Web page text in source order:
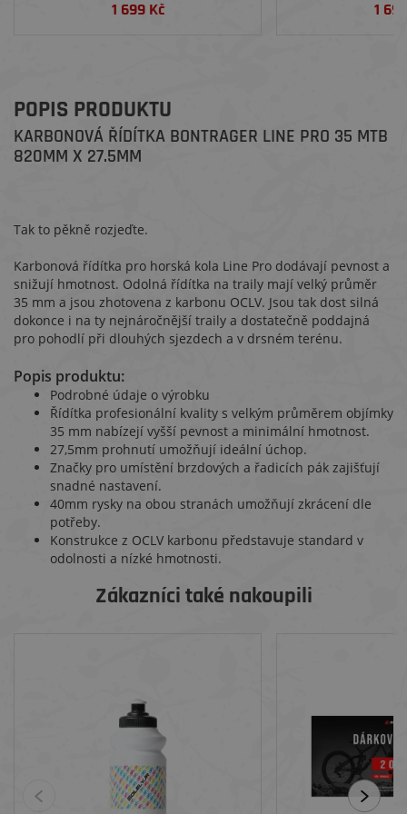
1 699 Kč 1
POPIS PRODUKTU
KARBONOVÁ ŘÍDÍTKA BONTRAGER LINE PRO 35 MTB
820MM X 27.5MM
Tak to pěkně rozjeďte.
Karbonová řídítka pro horská kola Line Pro dodávají pevnost a
snižují hmotnost. Odolná řídítka na traily mají velký průměr
35 mm a jsou zhotovena z karbonu OCLV. Jsou tak dost silná
dokonce i na ty nejnáročnější traily a dostatečně poddajná
pro pohodlí při dlouhých sjezdech a v drsném terénu.
Popis produktu:
Podrobné údaje o výrobku
Řídítka profesionální kvality s velkým průměrem objímky
35 mm nabízejí vyšší pevnost a minimální hmotnost.
27,5mm prohnutí umožňují ideální úchop.
Značky pro umístění brzdových a řadicích pák zajišťují
snadné nastavení.
40mm rysky na obou stranách umožňují zkrácení dle
potřeby.
Konstrukce z OCLV karbonu představuje standard v
odolnosti a nízké hmotnosti.
Zákazníci také nakoupili